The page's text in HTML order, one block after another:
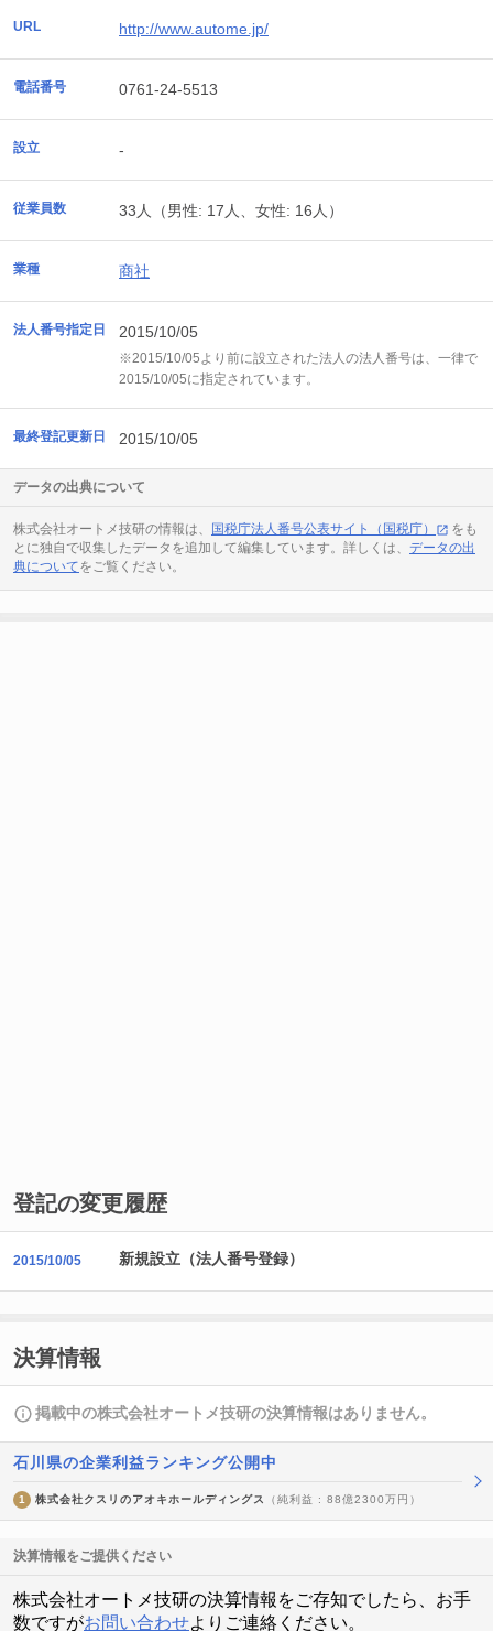
URL http://www.autome.jp/
電話番号 0761-24-5513
設立 -
従業員数 33人（男性: 17人、女性: 16人）
業種 商社
法人番号指定日 2015/10/05
※2015/10/05より前に設立された法人の法人番号は、一律で
2015/10/05に指定されています。
最終登記更新日 2015/10/05
データの出典について
株式会社オートメ技研の情報は、 国税庁法人番号公表サイト（国税庁）
をも
とに独自で収集したデータを追加して編集しています。詳しくは、 データの出
典についてをご覧ください。
登記の変更履歴
2015/10/05 新規設立（法人番号登録）
決算情報
掲載中の株式会社オートメ技研の決算情報はありません。
石川県の企業利益ランキング公開中
1 株式会社クスリのアオキホールディングス （純利益 : 88億2300万円）
決算情報をご提供ください
株式会社オートメ技研の決算情報をご存知でしたら、お手
数ですがお問い合わせよりご連絡ください。